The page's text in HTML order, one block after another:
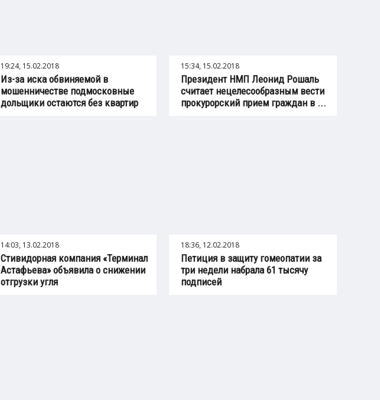
19:24, 15.02.2018
Из-за иска обвиняемой в
мошенничестве подмосковные
дольщики остаются без квартир
15:34, 15.02.2018
Президент НМП Леонид Рошаль
считает нецелесообразным вести
прокурорский прием граждан в ...
14:03, 13.02.2018
Стивидорная компания «Терминал
Астафьева» объявила о снижении
отгрузки угля
18:36, 12.02.2018
Петиция в защиту гомеопатии за
три недели набрала 61 тысячу
подписей